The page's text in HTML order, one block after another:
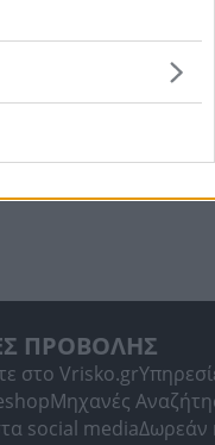
ΠΡΟΒΟΛΗΣ
στο Vrisko.gr
Μηχανές
social mediaΔωρεάν